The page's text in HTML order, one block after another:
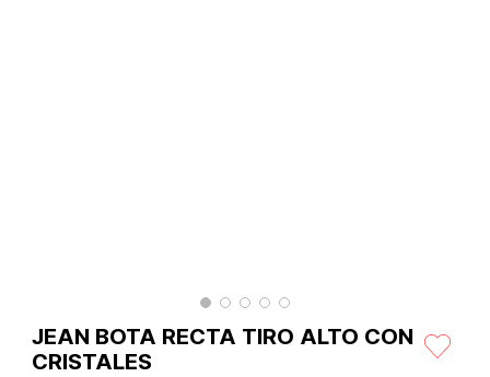
JEAN BOTA RECTA TIRO ALTO CON
CRISTALES